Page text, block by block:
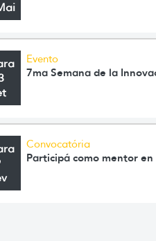
Evento
7ma Semana de la
Convocatória
Participá como mentor